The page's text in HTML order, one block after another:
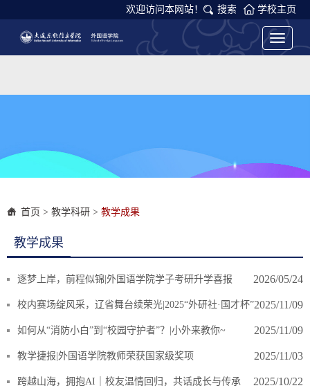
欢迎访问本网站！ 搜索 学校主页
Toggle
首页 > 教学科研 > 教学成果
教学成果
2026/05/24
逐梦上岸，前程似锦|外国语学院学子考研升学喜报
2025/11/09
校内赛场绽风采，辽省舞台续荣光|2025“外研社·国才杯”
“理解当代中国”全国大学生英语能力大赛喜报 2025/11/09
如何从“消防小白”到“校园守护者”？|小外来教你~
2025/11/03
教学捷报|外国语学院教师荣获国家级奖项
2025/10/22
跨越山海，拥抱AI｜校友温情回归，共话成长与传承